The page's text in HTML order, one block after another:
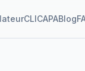
CLICAPABlog